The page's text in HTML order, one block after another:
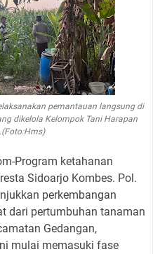
pemantauan langsung di
dikelola Kelompok Tani Harapan
Program ketahanan
Sidoarjo Kombes. Pol.
perkembangan
dari pertumbuhan tanaman
Gedangan,
mulai memasuki fase